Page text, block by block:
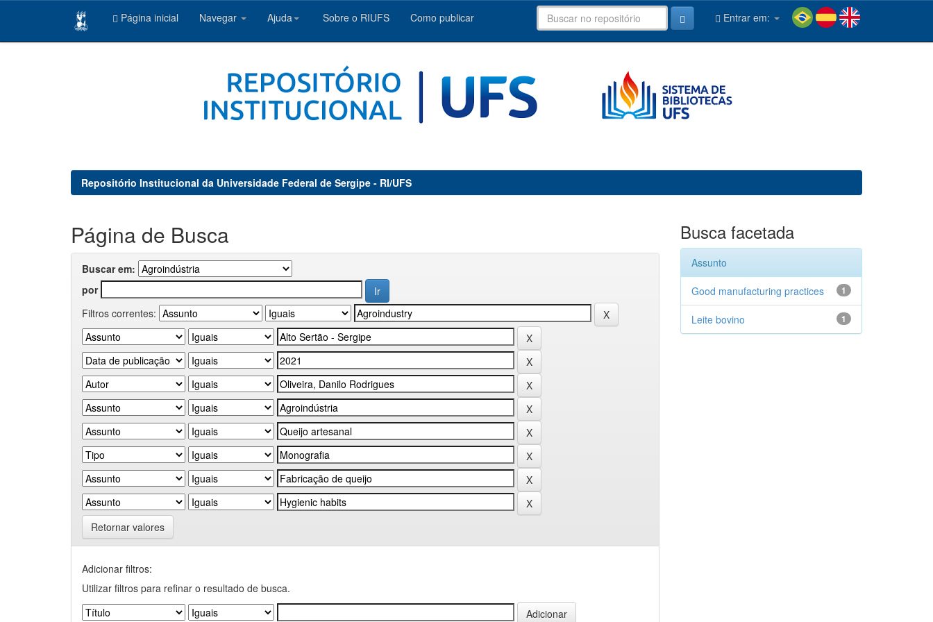
Página inicial Navegar Ajuda Sobre o RIUFS Como publicar Entrar em:
Repositório Institucional da Universidade Federal de Sergipe - RI/UFS
Página de Busca
Buscar em:
por
Filtros correntes:
Retornar valores
Adicionar filtros:
Utilizar filtros para refinar o resultado de busca.
Busca facetada
Assunto
1
Good manufacturing practices
1
Leite bovino